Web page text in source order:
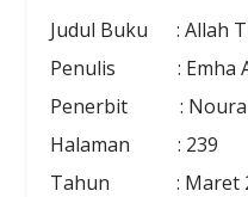
Judul Buku : Allah
Penulis : Emha
Penerbit : Noura
Halaman : 239
Tahun : Maret